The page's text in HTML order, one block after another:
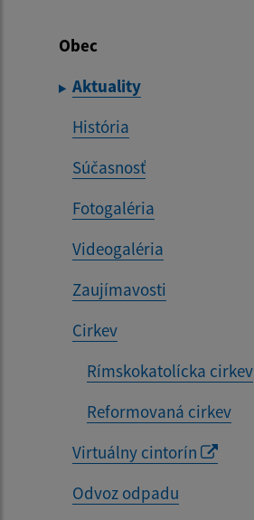
Obec
Aktuality
História
Súčasnosť
Fotogaléria
Videogaléria
Zaujímavosti
Cirkev
Rímskokatolícka cirkev
Reformovaná cirkev
Virtuálny cintorín
Odvoz odpadu